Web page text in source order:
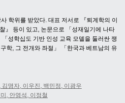
학위를 받았다 대표 저서로 『퇴계학의 이
』 등이 있고
논문으로 「성재일기에 나타
성학십도 기반 인성 교육 모델을 둘러싼 쟁
학 그 전개와 좌절」 「한국과 베트남의 유
명자, 이우진, 백민정, 이광우
, 안영석, 이정철